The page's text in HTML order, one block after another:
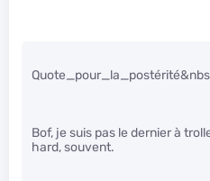
Bof, je suis pas le dernier à
hard, souvent.